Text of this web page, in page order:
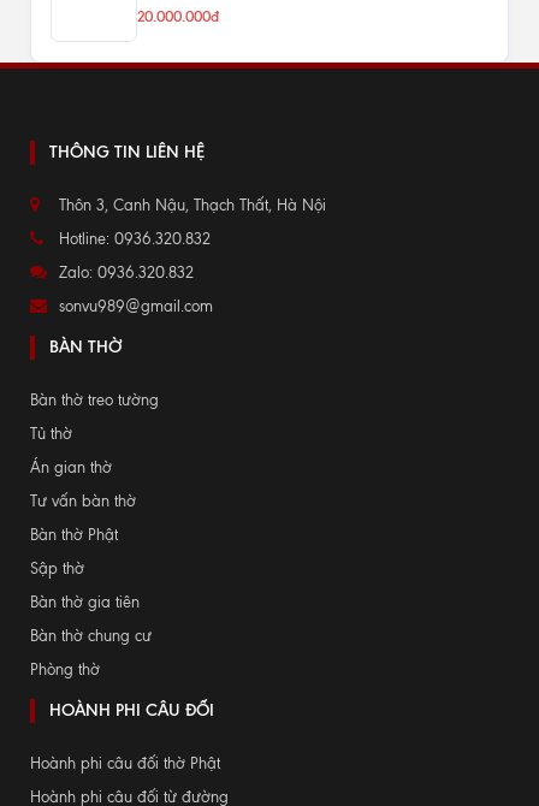
20.000.000đ
THÔNG TIN LIÊN HỆ
Thôn 3, Canh Nậu, Thạch Thất, Hà Nội
Hotline: 0936.320.832
Zalo: 0936.320.832
sonvu989@gmail.com
BÀN THỜ
Bàn thờ treo tường
Tủ thờ
Án gian thờ
Tư vấn bàn thờ
Bàn thờ Phật
Sập thờ
Bàn thờ gia tiên
Bàn thờ chung cư
Phòng thờ
HOÀNH PHI CÂU ĐỐI
Hoành phi câu đối thờ Phật
Hoành phi câu đối từ đường